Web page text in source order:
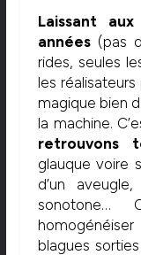
Laissant
années(pas
rides, seules
les
magique bien
la machine.
retrouvons
glauque voire
d’un
sonotone…
blagues